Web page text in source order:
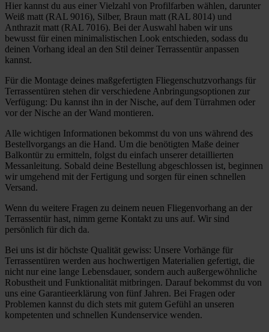
Hier kannst du aus einer Vielzahl von Profilfarben wählen, darunter
Weiß matt (RAL 9016), Silber, Braun matt (RAL 8014) und
Anthrazit matt (RAL 7016). Bei der Auswahl haben wir uns
bewusst für einen minimalistischen Look entschieden, sodass du
deinen Vorhang ideal an den Stil deiner Terrassentür anpassen
kannst.
Für die Montage deines maßgefertigten Fliegenschutzvorhangs für
Terrassentüren stehen dir verschiedene Anbringungsoptionen zur
Verfügung: Du kannst ihn in der Nische, auf dem Türrahmen oder
vor der Nische an der Wand montieren.
Alle wichtigen Informationen bekommst du von uns während des
Bestellvorgangs an die Hand. Um die benötigten Maße deiner
Balkontür zu ermitteln, folgst du einfach unserer detaillierten
Messanleitung. Sobald deine Bestellung abgeschlossen ist, beginnen
wir umgehend mit der Fertigung und sorgen für einen schnellen
Versand.
Wenn du weitere Fragen zu deinem neuen Fliegenvorhang an der
Terrassentür hast, nimm gerne Kontakt zu uns auf. Wir sind
persönlich für dich da.
Bei uns ist dir höchste Qualität gewiss: Unsere Vorhänge für
Terrassentüren werden aus hochwertigen Materialien gefertigt, die
nicht nur eine lange Lebensdauer, sondern auch außergewöhnliche
Robustheit und Funktionalität mitbringen. Darauf bekommst du von
uns eine Garantieerklärung von fünf Jahren. Bei Fragen oder
Problemen kannst du dich stets mit gutem Gefühl an unseren
kompetenten und schnellen Kundenservice wenden.